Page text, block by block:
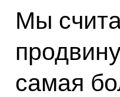
Мы
самая